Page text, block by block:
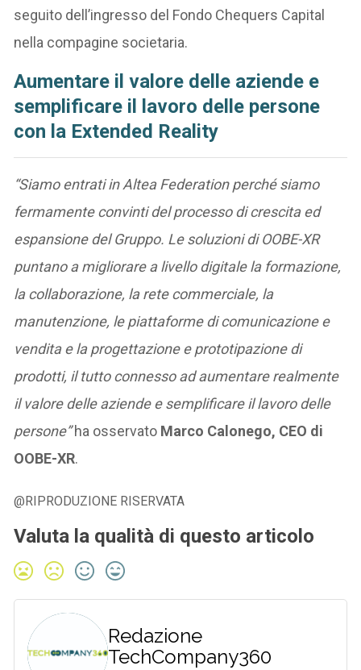
seguito dell’ingresso del Fondo Chequers Capital
nella compagine societaria.
Aumentare il valore delle aziende e
semplificare il lavoro delle persone
con la Extended Reality
“Siamo entrati in Altea Federation perché siamo
fermamente convinti del processo di crescita ed
espansione del Gruppo. Le soluzioni di OOBE-XR
puntano a migliorare a livello digitale la formazione,
la collaborazione, la rete commerciale, la
manutenzione, le piattaforme di comunicazione e
vendita e la progettazione e prototipazione di
prodotti, il tutto connesso ad aumentare realmente
il valore delle aziende e semplificare il lavoro delle
persone”ha osservato Marco Calonego, CEO di
OOBE-XR.
@RIPRODUZIONE RISERVATA
Valuta la qualità di questo articolo
Redazione
TechCompany360